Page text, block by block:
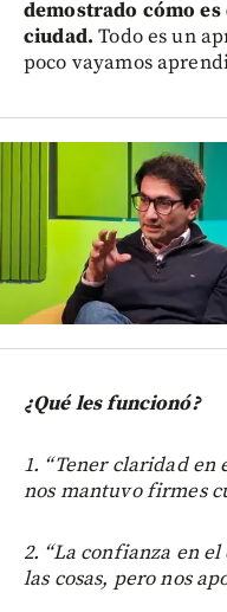
demostrado cómo
ciudad.Todo es un
poco vayamos
¿Qué les funcionó?
1. “Tener claridad en
nos mantuvo firmes
2. “La confianza en
las cosas, pero nos